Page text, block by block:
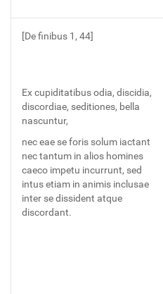
[De finibus 1, 44]
Ex cupiditatibus odia, discidia,
discordiae, seditiones, bella
nascuntur,
nec eae se foris solum iactant
nec tantum in alios homines
caeco impetu incurrunt, sed
intus etiam in animis inclusae
inter se dissident atque
discordant.